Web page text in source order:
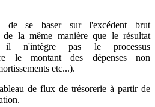
de se baser sur l'excédent brut
la même manière que le résultat
il n'intègre pas le processus
le montant des dépenses non
etc...).
de flux de trésorerie à partir de